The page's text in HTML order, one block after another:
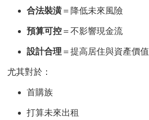
合法裝潢＝降低未來風險
預算可控＝不影響現金流
設計合理 ＝提高居住與資產價值
尤其對於：
首購族
打算未來出租